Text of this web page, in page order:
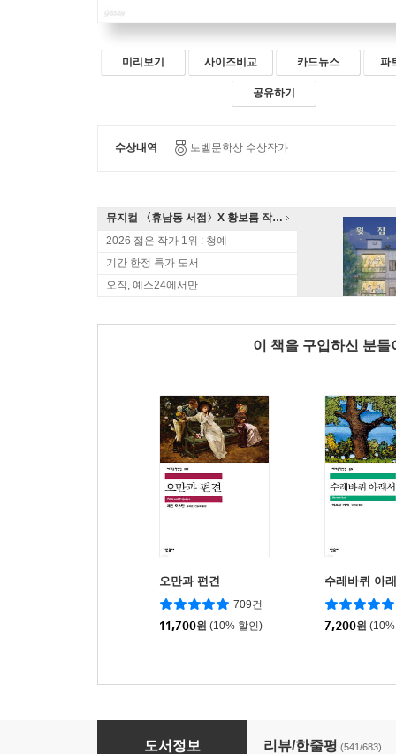
미리보기 사이즈비교 카드뉴스 파
공유하기
수상내역 노벨문학상 수상작가
뮤지컬 〈휴남동 서점〉X 황보름 작가 북토크
2026 젊은 작가 1위 : 청예
기간 한정 특가 도서
오직, 예스24에서만
이 책을 구입하신 분
오만과 편견
709건
11,700원 (10% 할인)
수레바퀴 아
7,200원
도서정보 리뷰/한줄평 (541/683)